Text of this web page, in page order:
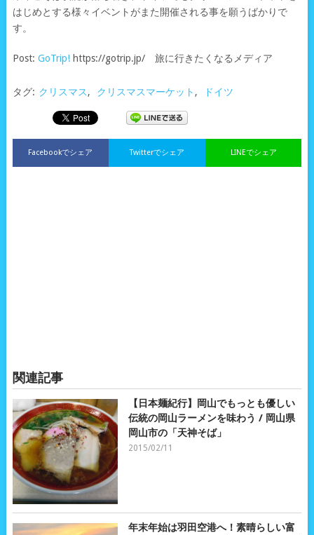
はじめとする様々イベントがまた開催される事を願うばかりで
す。
Post: GoTrip!https://gotrip.jp/ 旅に行きたくなるメディア
タグ: クリスマス, クリスマスマーケット , ドイツ
Facebookでシェア LINEでシェア
Twitterでシェア
関連記事
【日本麺紀行】岡山でもっとも優しい
伝統の岡山ラーメンを味わう / 岡山県
岡山市の「天神そば」
2015/02/11
年末年始は羽田空港へ！素晴らしい富